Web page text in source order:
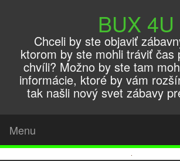
BUX 4U
Chceli by ste objaviť
ktorom by ste mohli tráviť čas
chvíli? Možno by ste tam
informácie, ktoré by vám
tak našli nový svet zábavy
Menu